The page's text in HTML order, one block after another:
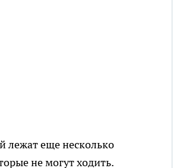
лежат еще несколько
не могут ходить.